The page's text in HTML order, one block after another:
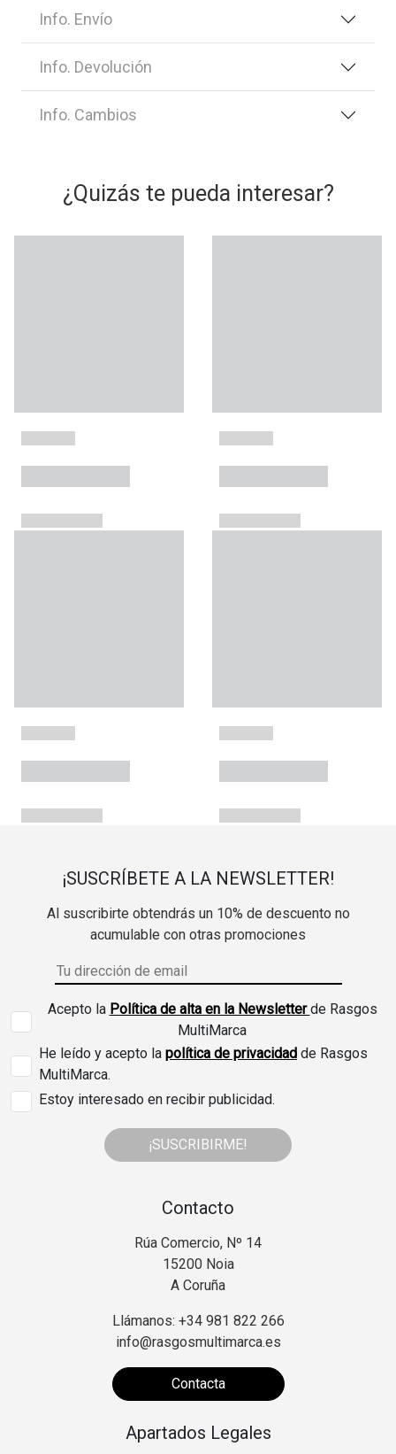
Info. Envío
Info. Devolución
Info. Cambios
¿Quizás te pueda interesar?
¡SUSCRÍBETE A LA NEWSLETTER!
Al suscribirte obtendrás un 10% de descuento no
acumulable con otras promociones
Acepto la Política de alta en la Newsletterde Rasgos
MultiMarca
He leído y acepto la política de privacidad de Rasgos
MultiMarca.
Estoy interesado en recibir publicidad.
¡SUSCRIBIRME!
Contacto
Rúa Comercio, Nº 14
15200 Noia
A Coruña
Llámanos: +34 981 822 266
info@rasgosmultimarca.es
Contacta
Apartados Legales